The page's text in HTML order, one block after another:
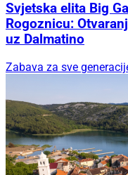
Svjetska elita Big
Rogoznicu:
uz Dalmatino
Zabava za sve